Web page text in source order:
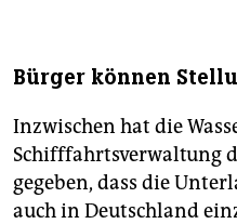
Bürger können
Inzwischen hat die
Schifffahrtsverwaltung
gegeben, dass die
auch in Deutschland